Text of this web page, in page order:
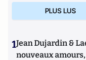
PLUS LUS
1Jean Dujardin &
nouveaux